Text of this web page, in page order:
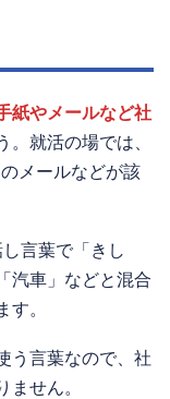
紙やメールなど社
。就活の場では、
メールなどが該
言葉で「きし
汽車」などと混合
す。
う言葉なので、社
ません。